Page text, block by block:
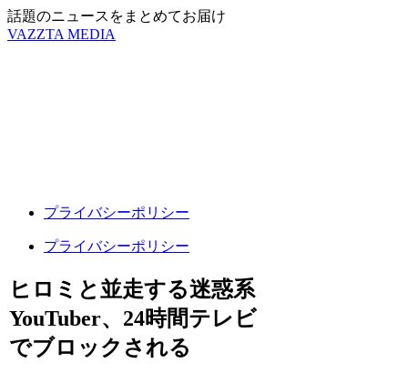
話題のニュースをまとめてお届け
VAZZTA MEDIA
プライバシーポリシー
プライバシーポリシー
ヒロミと並走する迷惑系
YouTuber、24時間テレビ
でブロックされる